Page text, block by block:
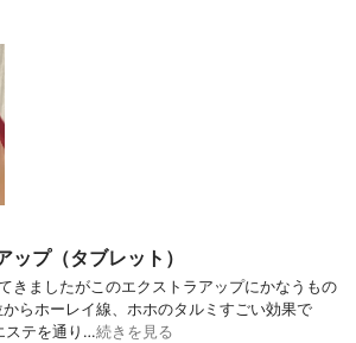
ップ（タブレット）
きましたがこのエクストラアップにかなうもの
らホーレイ線、ホホのタルミすごい効果で
ステを通り…続きを見る